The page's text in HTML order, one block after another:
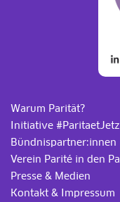
Warum Parität?
Initiative
Bündnispartner:innen
Verein Parité in den
Presse & Medien
Kontakt & Impressum